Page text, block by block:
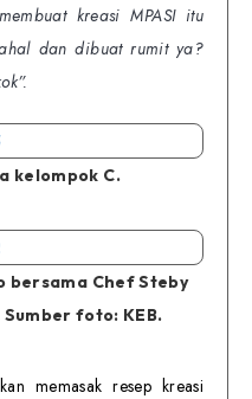
kreasi MPASI itu
dan dibuat rumit ya?
kelompok C.
bersama Chef Steby
foto: KEB.
memasak resep kreasi